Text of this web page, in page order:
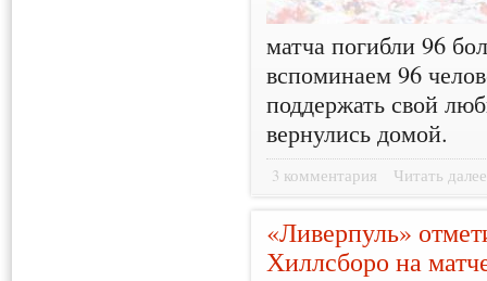
матча погибли 96
вспоминаем 96
поддержать свой
вернулись домой.
3 комментария Читать далее
«Ливерпуль»
Хиллсборо на